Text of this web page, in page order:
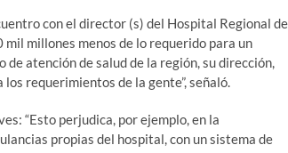
con el director (s) del Hospital Regional de
millones menos de lo requerido para un
atención de salud de la región, su dirección,
requerimientos de la gente”, señaló.
“Esto perjudica, por ejemplo, en la
propias del hospital, con un sistema de